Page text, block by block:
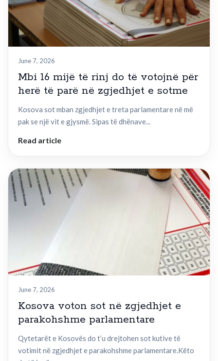
June 7, 2026
Mbi 16 mijë të rinj do të votojnë për
herë të parë në zgjedhjet e sotme
Kosova sot mban zgjedhjet e treta parlamentare në më
pak se një vit e gjysmë. Sipas të dhënave...
Read article
June 7, 2026
Kosova voton sot në zgjedhjet e
parakohshme parlamentare
Qytetarët e Kosovës do t’u drejtohen sot kutive të
votimit në zgjedhjet e parakohshme parlamentare.Këto